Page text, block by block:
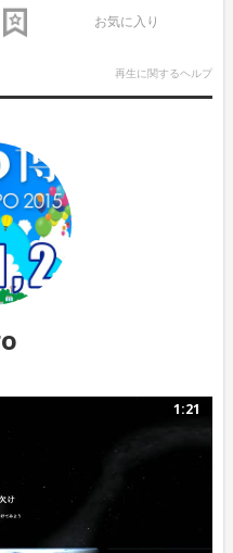
お気に入り
再生に関するヘルプ
1:21